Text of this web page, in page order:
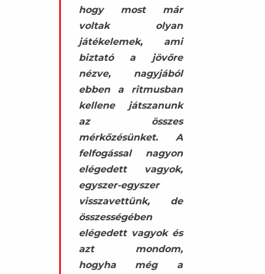
hogy most már
voltak olyan
játékelemek, ami
biztató a jövőre
nézve, nagyjából
ebben a ritmusban
kellene játszanunk
az összes
mérkőzésünket. A
felfogással nagyon
elégedett vagyok,
egyszer-egyszer
visszavettünk, de
összességében
elégedett vagyok és
azt mondom,
hogyha még a